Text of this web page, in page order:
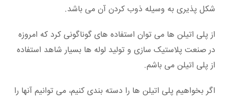
شکل پذیری به وسیله ذوب کردن آن می باشد.
از پلی اتیلن ها می توان استفاده های گوناگونی کرد که امروزه
در صنعت پلاستیک سازی و تولید لوله ها بسیار شاهد استفاده
از پلی اتیلن می باشم.
اگر بخواهیم پلی اتیلن ها را دسته بندی کنیم، می توانیم آنها را